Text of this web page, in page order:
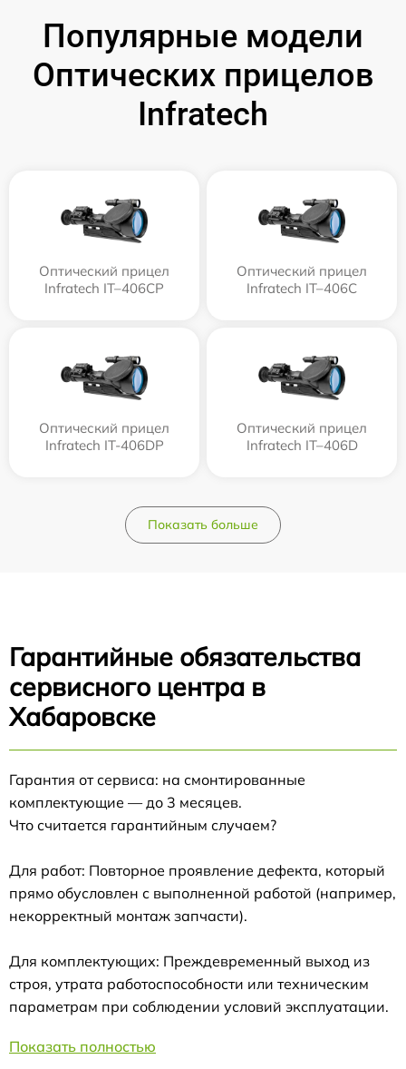
Популярные модели
Оптических прицелов
Infratech
Оптический прицел
Infratech IT–406СP
Оптический прицел
Infratech IT–406С
Оптический прицел
Infratech IT-406DP
Оптический прицел
Infratech IT–406D
Показать больше
Гарантийные обязательства
сервисного центра в
Хабаровске
Гарантия от сервиса: на смонтированные
комплектующие — до 3 месяцев.
Что считается гарантийным случаем?
Для работ: Повторное проявление дефекта, который
прямо обусловлен с выполненной работой (например,
некорректный монтаж запчасти).
Для комплектующих: Преждевременный выход из
строя, утрата работоспособности или техническим
параметрам при соблюдении условий эксплуатации.
Показать полностью